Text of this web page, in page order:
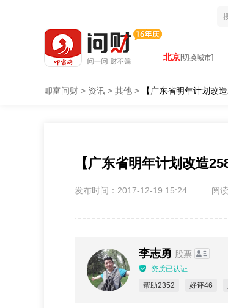
北京[切换城市]
叩富问财 > 资讯 > 其他 > 【广东省明年计划改
【广东省明年计划改造
发布时间：2017-12-19 15:24 阅
李志勇 股票
资质已认证
帮助2352
好评46